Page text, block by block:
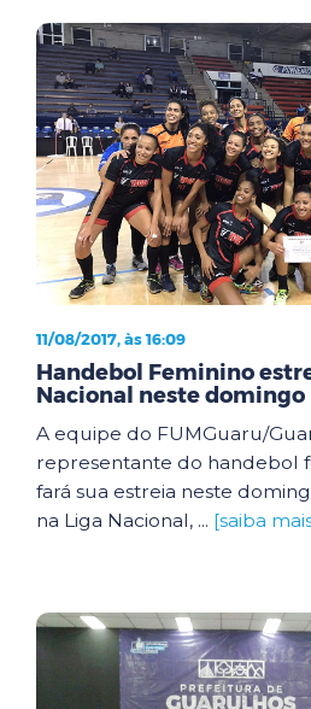
11/08/2017, às 16:09
Handebol Feminino
Nacional neste domingo
A equipe do FUMGuaru/
representante do handebol
fará sua estreia neste
na Liga Nacional, ... [saiba